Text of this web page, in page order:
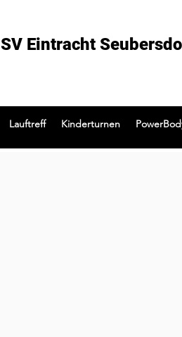
SV Eintracht
Lauftreff Kinderturnen